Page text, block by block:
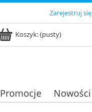
Zarejestruj się
Koszyk:(pusty)
Promocje Nowości